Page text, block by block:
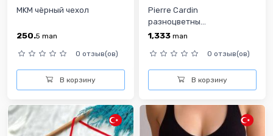
MKM чёрный чехол
250.5 man
0 отзыв(ов)
В корзину
Pierre Cardin
разноцветны...
1,333 man
0 отзыв(ов)
В корзину